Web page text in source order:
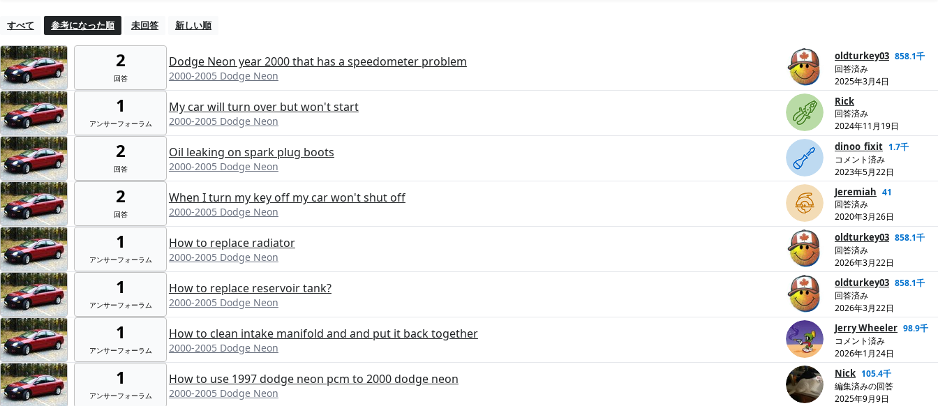
すべて 参考になった順 未回答 新しい順
2
回答
Dodge Neon year 2000 that has a speedometer problem
2000-2005 Dodge Neon
oldturkey03 858.1千
回答済み
2025年3月4日
1
アンサーフォーラム
My car will turn over but won't start
2000-2005 Dodge Neon
Rick
回答済み
2024年11月19日
2
回答
Oil leaking on spark plug boots
2000-2005 Dodge Neon
dinoo_fixit 1.7千
コメント済み
2023年5月22日
2
回答
When I turn my key off my car won't shut off
2000-2005 Dodge Neon
Jeremiah 41
回答済み
2020年3月26日
1
アンサーフォーラム
How to replace radiator
2000-2005 Dodge Neon
oldturkey03 858.1千
回答済み
2026年3月22日
1
アンサーフォーラム
How to replace reservoir tank?
2000-2005 Dodge Neon
oldturkey03 858.1千
回答済み
2026年3月22日
1
アンサーフォーラム
How to clean intake manifold and and put it back together
2000-2005 Dodge Neon
Jerry Wheeler 98.9千
コメント済み
2026年1月24日
1
アンサーフォーラム
How to use 1997 dodge neon pcm to 2000 dodge neon
2000-2005 Dodge Neon
Nick 105.4千
編集済みの回答
2025年9月9日